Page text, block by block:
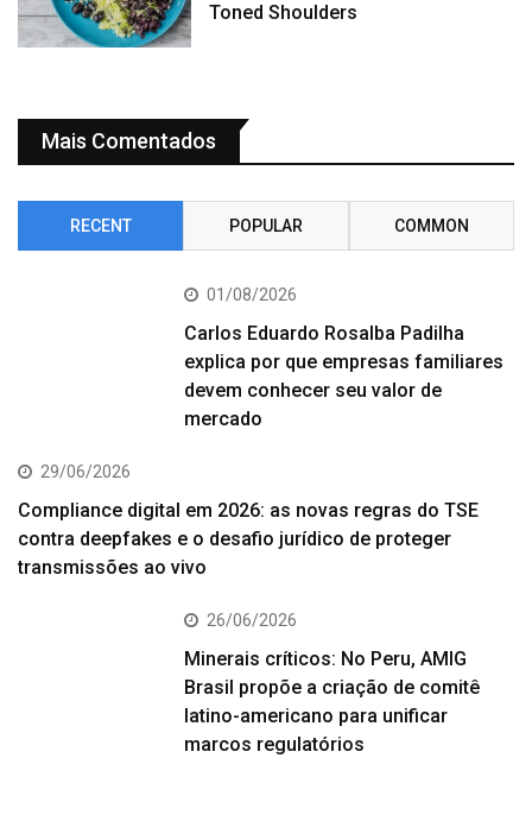
Toned Shoulders
Mais Comentados
RECENT POPULAR COMMON
01/08/2026
Carlos Eduardo Rosalba Padilha
explica por que empresas familiares
devem conhecer seu valor de
mercado
29/06/2026
Compliance digital em 2026: as novas regras do TSE
contra deepfakes e o desafio jurídico de proteger
transmissões ao vivo
26/06/2026
Minerais críticos: No Peru, AMIG
Brasil propõe a criação de comitê
latino-americano para unificar
marcos regulatórios